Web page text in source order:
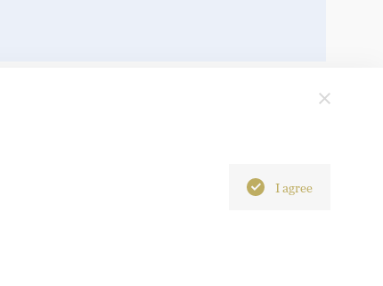
I agree